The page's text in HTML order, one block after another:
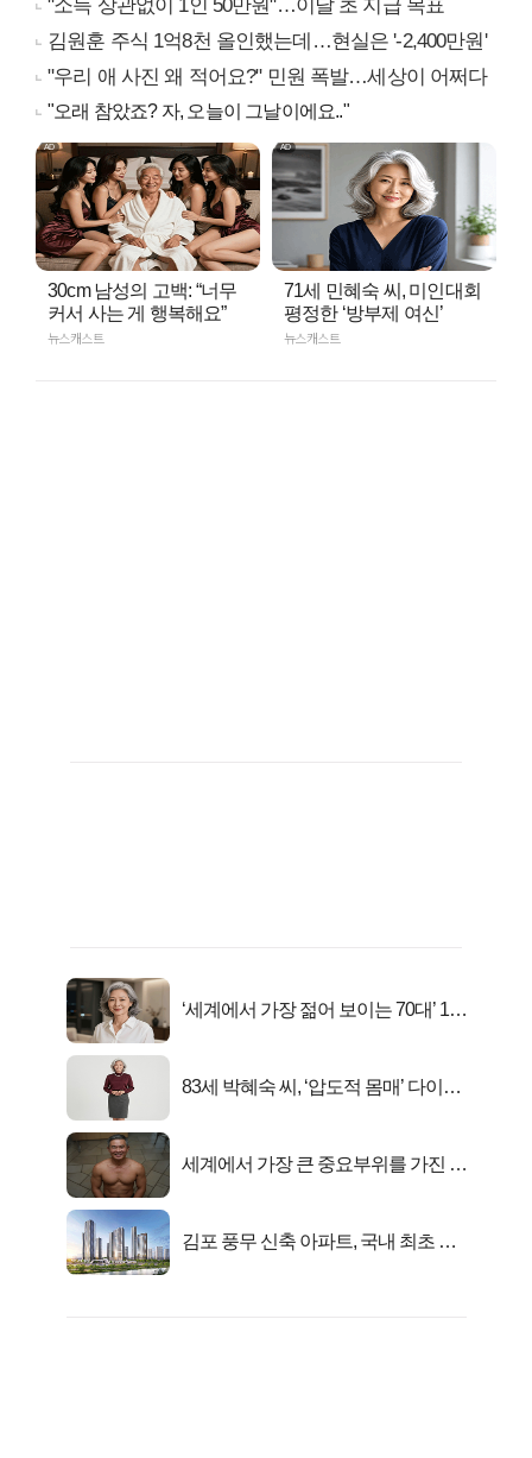
"소득 상관없이 1인 50만원"…이달 초 지급 목표
김원훈 주식 1억8천 올인했는데…현실은 '-2,400만원'
"우리 애 사진 왜 적어요?" 민원 폭발…세상이 어쩌다
"오래 참았죠? 자, 오늘이 그날이에요.."
30cm 남성의 고백: “너무
커서 사는 게 행복해요”
뉴스캐스트
71세 민혜숙 씨, 미인대회
평정한 ‘방부제 여신’
뉴스캐스트
‘세계에서 가장 젊어 보이는 70대’ 1위
83세 박혜숙 씨, ‘압도적 몸매’ 다이어
세계에서 가장 큰 중요부위를 가진 남
김포 풍무 신축 아파트, 국내 최초 반